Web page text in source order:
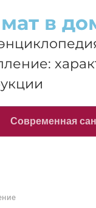
в
Современная